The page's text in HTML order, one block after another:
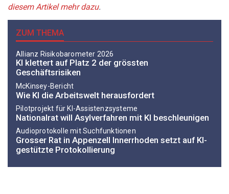
diesem Artikel mehr dazu.
ZUM THEMA
Allianz Risikobarometer 2026
KI klettert auf Platz 2 der grössten
Geschäftsrisiken
McKinsey-Bericht
Wie KI die Arbeitswelt herausfordert
Pilotprojekt für KI-Assistenzsysteme
Nationalrat will Asylverfahren mit KI beschleunigen
Audioprotokolle mit Suchfunktionen
Grosser Rat in Appenzell Innerrhoden setzt auf KI-
gestützte Protokollierung